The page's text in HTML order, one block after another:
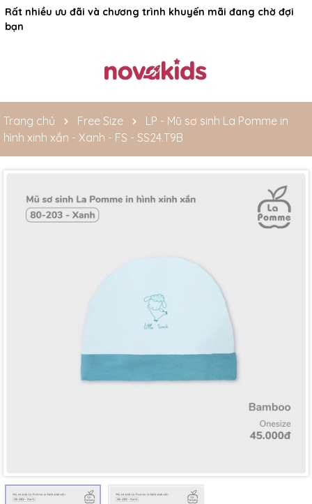
Rất nhiều ưu đãi và chương trình khuyến mãi đang chờ đợi
bạn
Trang chủ Free Size
LP - Mũ sơ sinh La Pomme in
hình xinh xắn - Xanh - FS - SS24.T9B
Điều kiện: